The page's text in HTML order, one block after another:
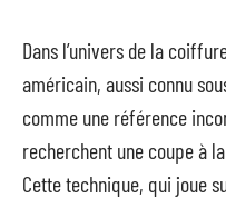
Dans l’univers de la
américain, aussi connu
comme une référence
recherchent une coupe à
Cette technique, qui joue